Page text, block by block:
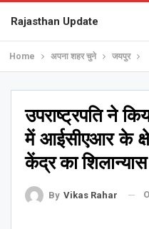
Rajasthan Update
Home अपना शहर चुने जयपुर
उपराष्ट्रपति ने
में आईसीएआर के
केंद्र का शिलान्यास
By Vikas Rahar